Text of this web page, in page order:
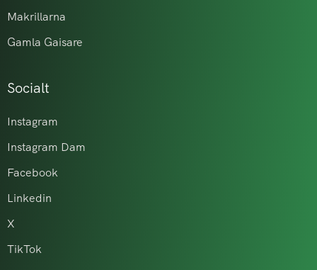
Makrillarna
Gamla Gaisare
Socialt
Instagram
Instagram Dam
Facebook
Linkedin
X
TikTok